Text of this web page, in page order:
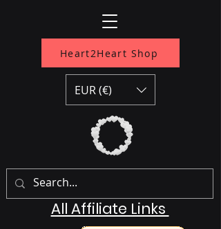
Heart2Heart Shop
All Affiliate Links
EUR (€)